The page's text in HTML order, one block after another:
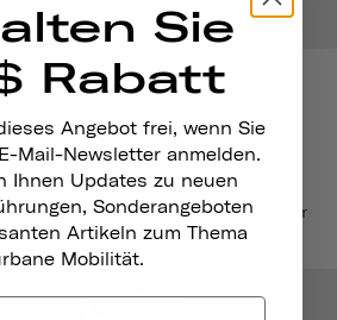
System
Passform ein. Mit unserem leicht
können Sie sicher sein, dass Ihr
fest und sicher sitzt.
Sie
Rabatt
Angebot frei, wenn Sie
Mail-Newsletter anmelden.
Ihnen Updates zu neuen
Sonderangeboten
Artikeln zum Thema
Mobilität.